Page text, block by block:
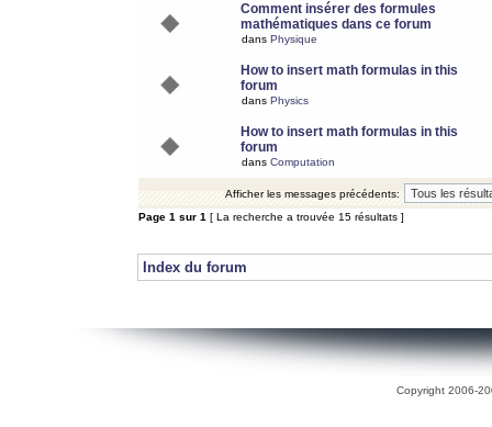
Comment insérer des formules
mathématiques dans ce forum
dans Physique
How to insert math formulas in this
forum
dans Physics
How to insert math formulas in this
forum
dans Computation
Afficher les messages précédents:
Page 1 sur 1 [ La recherche a trouvée 15 résultats ]
Index du forum
Copyright 2006-